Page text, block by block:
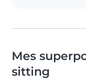
Mes
sitting